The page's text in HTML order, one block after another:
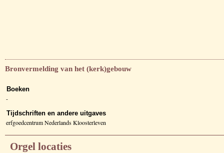
Bronvermelding van het (kerk)gebouw
Boeken
-
Tijdschriften en andere uitgaves
erfgoedcentrum Nederlands Kloosterleven
Orgel locaties